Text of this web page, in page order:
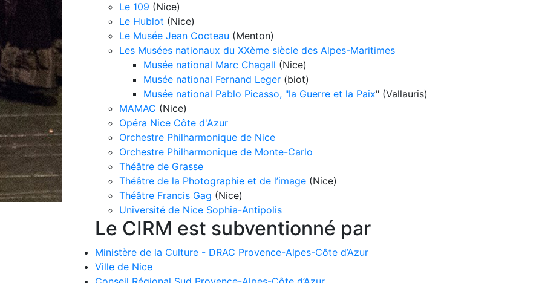
Le 109 (Nice)
Le Hublot (Nice)
Le Musée Jean Cocteau (Menton)
Les Musées nationaux du XXème siècle des Alpes-Maritimes
Musée national Marc Chagall (Nice)
Musée national Fernand Leger (biot)
Musée national Pablo Picasso, "la Guerre et la Paix" (Vallauris)
MAMAC (Nice)
Opéra Nice Côte d'Azur
Orchestre Philharmonique de Nice
Orchestre Philharmonique de Monte-Carlo
Théâtre de Grasse
Théâtre de la Photographie et de l’image (Nice)
Théâtre Francis Gag (Nice)
Université de Nice Sophia-Antipolis
Le CIRM est subventionné par
Ministère de la Culture - DRAC Provence-Alpes-Côte d’Azur
Ville de Nice